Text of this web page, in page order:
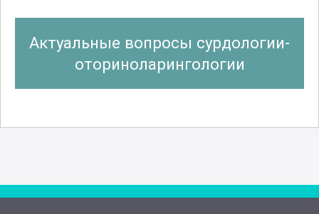
Актуальные вопросы сурдологии-
оториноларингологии